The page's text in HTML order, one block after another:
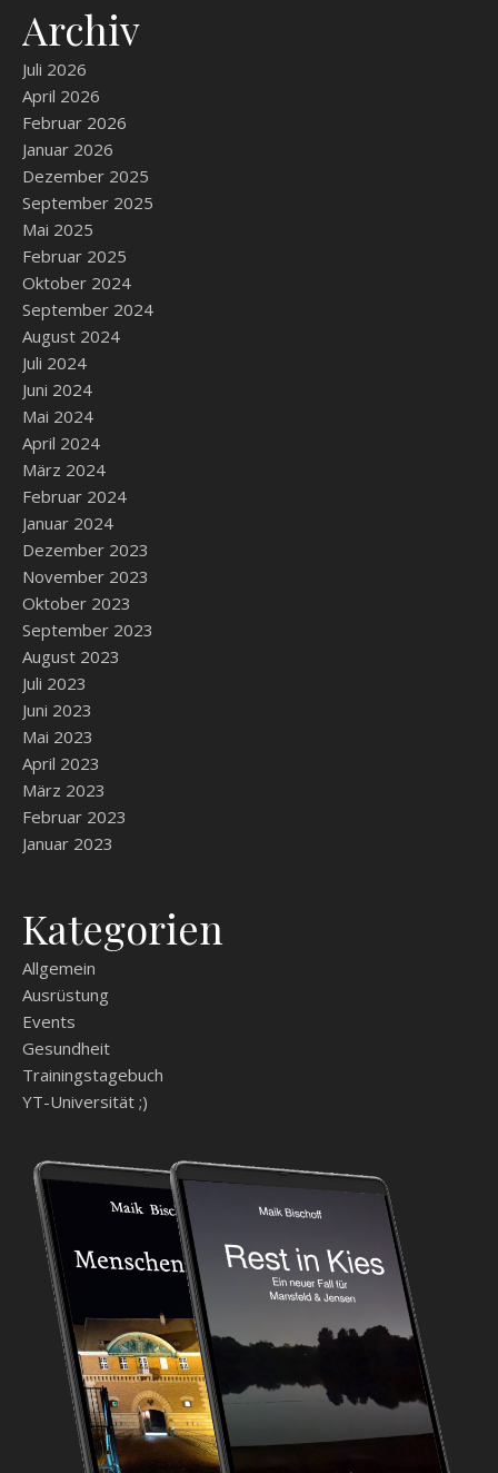
Archiv
Juli 2026
April 2026
Februar 2026
Januar 2026
Dezember 2025
September 2025
Mai 2025
Februar 2025
Oktober 2024
September 2024
August 2024
Juli 2024
Juni 2024
Mai 2024
April 2024
März 2024
Februar 2024
Januar 2024
Dezember 2023
November 2023
Oktober 2023
September 2023
August 2023
Juli 2023
Juni 2023
Mai 2023
April 2023
März 2023
Februar 2023
Januar 2023
Kategorien
Allgemein
Ausrüstung
Events
Gesundheit
Trainingstagebuch
YT-Universität ;)